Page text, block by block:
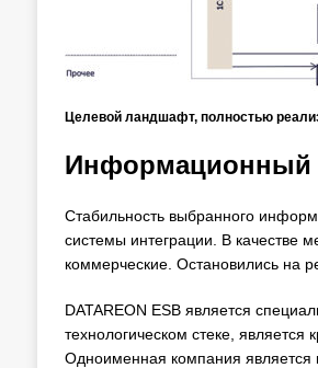
Целевой ландшафт, полностью
Информационный
Стабильность выбранного
системы интеграции. В качестве
коммерческие. Остановились на
DATAREON ESB является
технологическом стеке,
Одноименная компания является